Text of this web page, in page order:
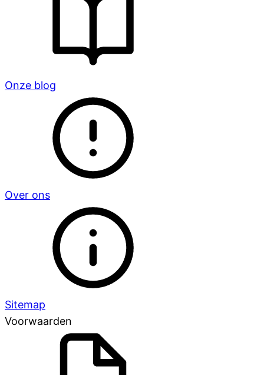
Onze blog
Over ons
Sitemap
Voorwaarden